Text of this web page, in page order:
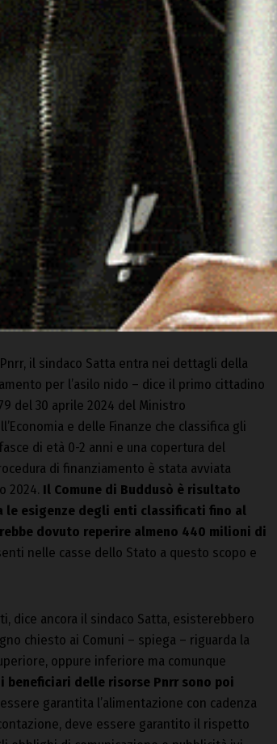
il sindaco Satta entra nei dettagli della
per l’asilo nido – dice il primo cittadino
del 30 aprile 2024 del Ministro
e delle Finanze che classifica gli
di età 0-2 anni e una copertura del
di finanziamento è stata avviata
2024. Il Comune di Buddusò è risultato
le esigenze degli enti classificati fino al
dovuto reperire almeno 440 milioni di
nelle casse dello Stato a questo scopo e
dice ancora il sindaco Satta, esisterebbero
chiesto ai Comuni – spiega – riguarda la
oppure inferiore ma comunque
beneficiari delle risorse Pnrr sono poi
garantita l’alimentazione con cadenza
deve essere garantito il rispetto